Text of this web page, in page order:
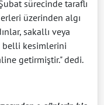
sürecinde taraflı
üzerinden algı
sakallı veya
belli kesimlerini
getirmiştir." dedi.